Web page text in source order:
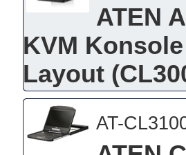
ATEN
KVM
Layout
AT-